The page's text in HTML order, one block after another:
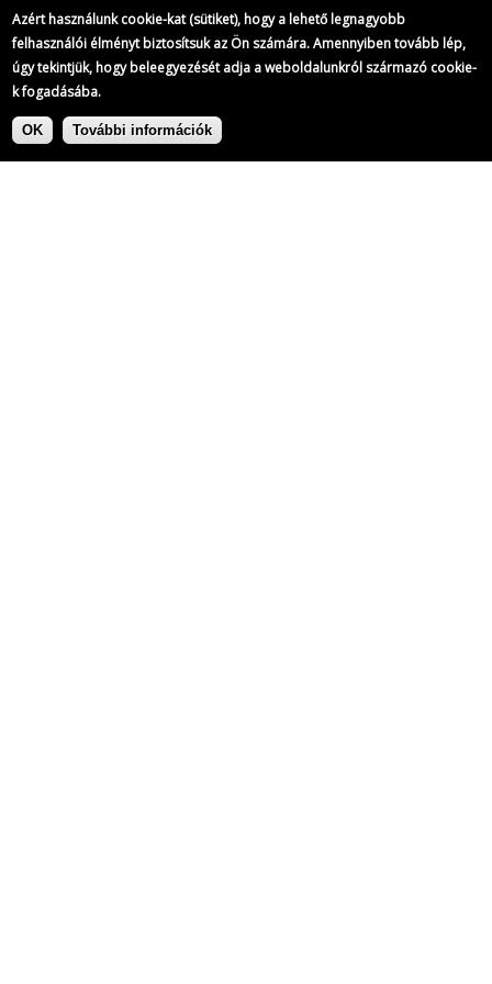
Azért használunk cookie-kat (sütiket), hogy a lehető legnagyobb
felhasználói élményt biztosítsuk az Ön számára. Amennyiben tovább lép,
úgy tekintjük, hogy beleegyezését adja a weboldalunkról származó cookie-
k fogadásába.
OK További információk
Ugrás
Címke: